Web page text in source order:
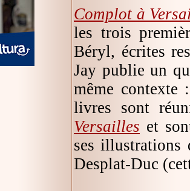
Complot à
les trois
Béryl, écrites
Jay publie un
même
livres sont
Versailles et
ses
Desplat-Duc